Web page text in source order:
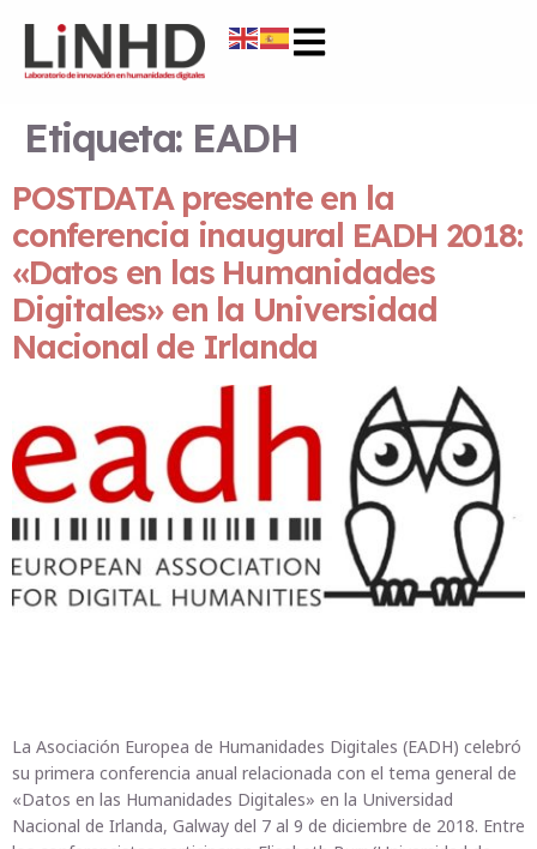
Etiqueta: EADH
POSTDATA presente en la
conferencia inaugural EADH 2018:
«Datos en las Humanidades
Digitales» en la Universidad
Nacional de Irlanda
La Asociación Europea de Humanidades Digitales (EADH) celebró
su primera conferencia anual relacionada con el tema general de
«Datos en las Humanidades Digitales» en la Universidad
Nacional de Irlanda, Galway del 7 al 9 de diciembre de 2018. Entre